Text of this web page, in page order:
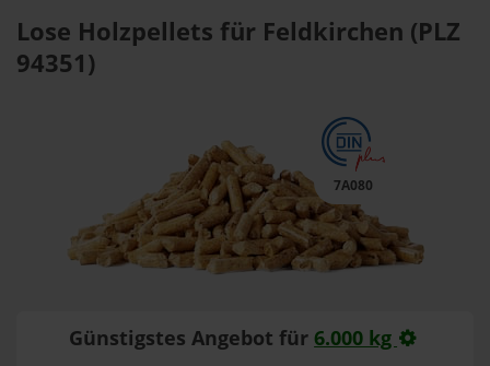
Lose Holzpellets für Feldkirchen (PLZ
94351)
7A080
Günstigstes Angebot für 6.000 kg